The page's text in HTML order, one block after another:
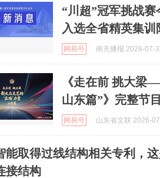
“川超”冠军挑战
入选全省精英集训
网易号 南充播报 2026-07-
《走在前 挑大梁
山东篇”》完整节
网易号 山东省文联 2026-
能取得过线结构相关专利，
接结构